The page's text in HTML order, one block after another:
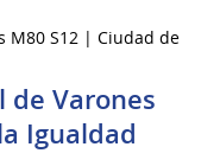
M80 S12 | Ciudad de
de Varones
Igualdad